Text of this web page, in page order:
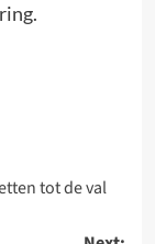
tot de val